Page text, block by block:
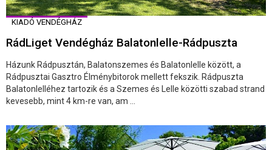
KIADÓ VENDÉGHÁZ
RádLiget Vendégház Balatonlelle-Rádpuszta
Házunk Rádpusztán, Balatonszemes és Balatonlelle között, a
Rádpusztai Gasztro Élménybitorok mellett fekszik. Rádpuszta
Balatonlelléhez tartozik és a Szemes és Lelle közötti szabad strand
kevesebb, mint 4 km-re van, am ...